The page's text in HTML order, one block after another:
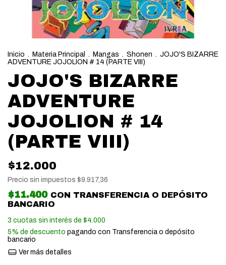
Inicio . Materia Principal . Mangas . Shonen . JOJO'S BIZARRE
ADVENTURE JOJOLION # 14 (PARTE VIII)
JOJO'S BIZARRE
ADVENTURE
JOJOLION # 14
(PARTE VIII)
$12.000
Precio sin impuestos $9.917,36
$11.400 CON TRANSFERENCIA O DEPÓSITO
BANCARIO
3 cuotas sin interés de $4.000
5% de descuento pagando con Transferencia o depósito
bancario
Ver más detalles